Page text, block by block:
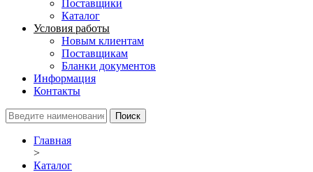
Поставщики
Каталог
Условия работы
Новым клиентам
Поставщикам
Бланки документов
Информация
Контакты
Главная
>
Каталог